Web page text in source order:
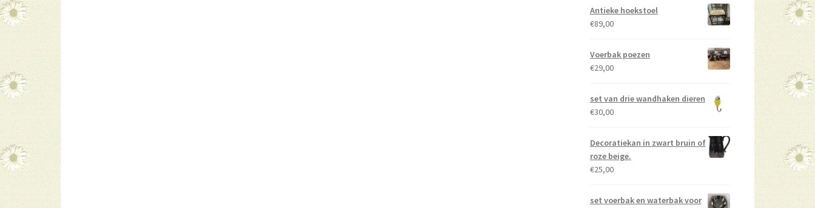
Antieke hoekstoel
€89,00
Voerbak poezen
€29,00
set van drie wandhaken dieren
€30,00
Decoratiekan in zwart bruin of
roze beige.
€25,00
set voerbak en waterbak voor